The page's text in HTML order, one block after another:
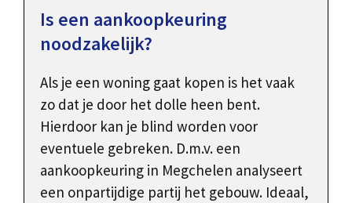
Is een aankoopkeuring
noodzakelijk?
Als je een woning gaat kopen is het vaak
zo dat je door het dolle heen bent.
Hierdoor kan je blind worden voor
eventuele gebreken. D.m.v. een
aankoopkeuring in Megchelen analyseert
een onpartijdige partij het gebouw. Ideaal,